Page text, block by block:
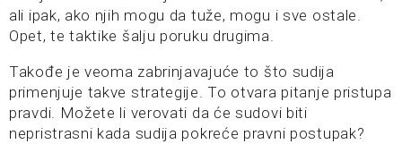
ali ipak, ako njih mogu da tuže, mogu i sve ostale.
Opet, te taktike šalju poruku drugima.
Takođe je veoma zabrinjavajuće to što sudija
primenjuje takve strategije. To otvara pitanje pristupa
pravdi. Možete li verovati da će sudovi biti
nepristrasni kada sudija pokreće pravni postupak?